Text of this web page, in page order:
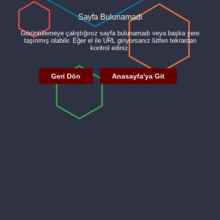
Sayfa Bulunamadı
Görüntülemeye çalıştığınız sayfa bulunamadı veya başka yere
taşınmış olabilir. Eğer el ile URL giriyorsanız lütfen tekrardan
kontrol ediniz.
Geri Dön Anasayfa'ya Git